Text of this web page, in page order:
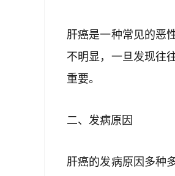
肝癌是一种常见的恶
不明显，一旦发现往
重要。
二、发病原因
肝癌的发病原因多种